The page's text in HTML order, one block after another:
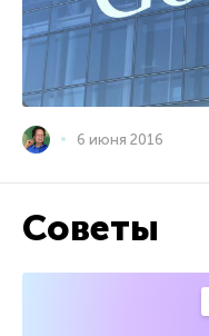
6 июня 2016
Советы